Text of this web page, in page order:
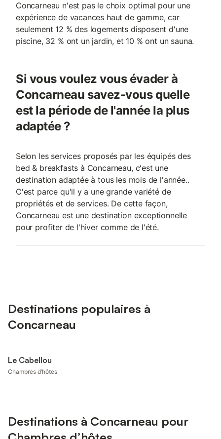
Concarneau n'est pas le choix optimal pour une
expérience de vacances haut de gamme, car
seulement 12 % des logements disposent d'une
piscine, 32 % ont un jardin, et 10 % ont un sauna.
Si vous voulez vous évader à
Concarneau savez-vous quelle
est la période de l'année la plus
adaptée ?
Selon les services proposés par les équipés des
bed & breakfasts à Concarneau, c'est une
destination adaptée à tous les mois de l'année..
C'est parce qu'il y a une grande variété de
propriétés et de services. De cette façon,
Concarneau est une destination exceptionnelle
pour profiter de l'hiver comme de l'été.
Destinations populaires à
Concarneau
Le Cabellou
Chambres d’hôtes
Destinations à Concarneau pour